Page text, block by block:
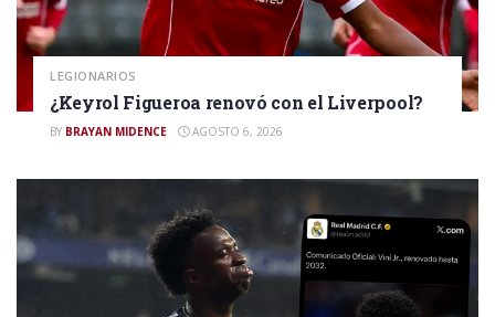
LEGIONARIOS
¿Keyrol Figueroa renovó con el Liverpool?
BY BRAYAN MIDENCE AGOSTO 6, 2026